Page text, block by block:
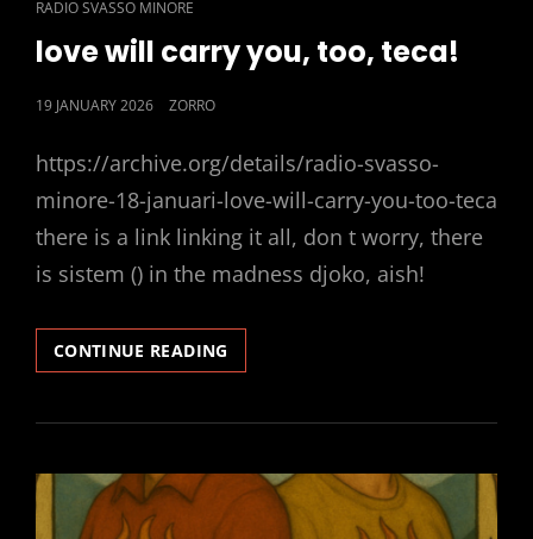
CAT
LINKS
RADIO SVASSO MINORE
love will carry you, too, teca!
POSTED
19 JANUARY 2026 ZORRO
https://archive.org/details/radio-svasso-
minore-18-januari-love-will-carry-you-too-teca
there is a link linking it all, don t worry, there
is sistem () in the madness djoko, aish!
CONTINUE READING
WILL
YOU,
TECA!